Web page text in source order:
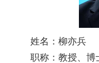
姓名：柳亦兵
职称：教授、博